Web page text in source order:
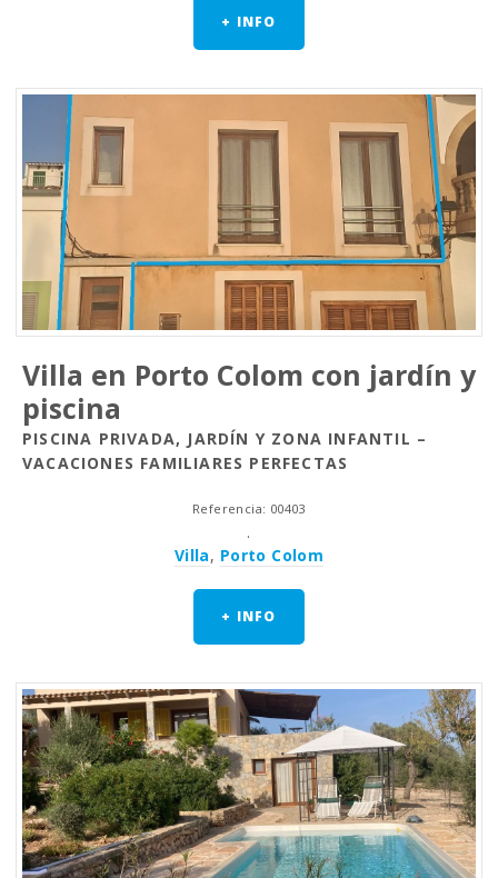
+ INFO
Villa en Porto Colom con jardín y
piscina
PISCINA PRIVADA, JARDÍN Y ZONA INFANTIL –
VACACIONES FAMILIARES PERFECTAS
Referencia: 00403
.
Villa, Porto Colom
+ INFO